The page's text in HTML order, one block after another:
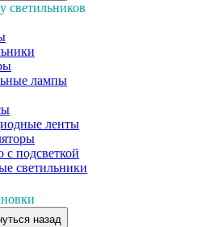
светильников
лампы
ленты
с подсветкой
светильники
назад